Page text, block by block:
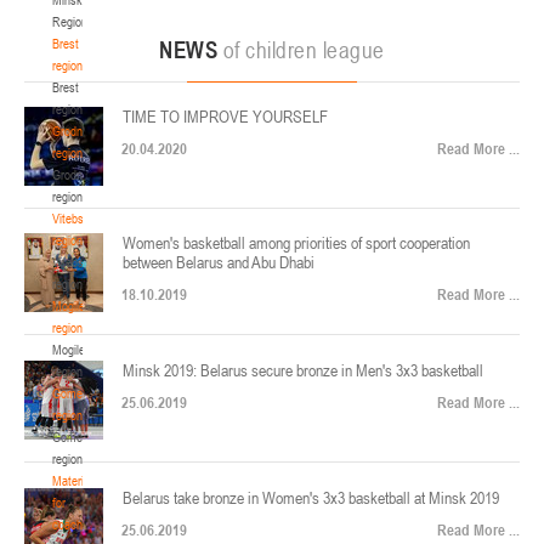
Region
Brest
region
Brest
region
Grodno
region
Grodno
region
Vitebsk
region
Vitebsk
region
Mogilev
region
Mogilev
region
Gomel
region
Gomel
region
Materials
for
coaches
ул. Ленинградская, 4
Минск
Финал четырех – юноши 2014-2015 гг.р., Дивизион 2, 22-24 апреля 2026 г., г.
Минск, ул. Стадионная, 3
U-12, девушки
V тур – девушки 2014-2015 гг.р., Дивизион 1, 17-19 апреля 2026 г., г. Гомель,
ул. Б.Хмельницкого, 118а
Минск
Финал 4-х – девушки 2010-2011 гг.р., Дивизион 2, 14-16 апреля 2026 г., г.
Минск, ул. Стадионная, 3
NEWS of children league
TIME TO IMPROVE YOURSELF
20.04.2020 Read More ...
Women's basketball among priorities of sport cooperation
between Belarus and Abu Dhabi
18.10.2019 Read More ...
Minsk 2019: Belarus secure bronze in Men's 3x3 basketball
25.06.2019 Read More ...
Belarus take bronze in Women's 3x3 basketball at Minsk 2019
25.06.2019 Read More ...